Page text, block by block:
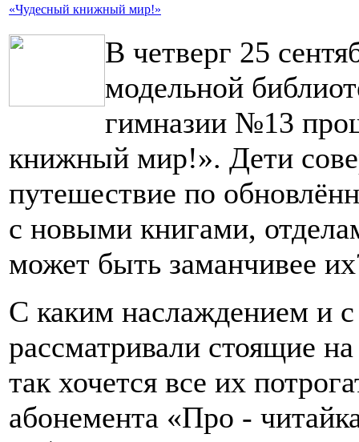
«Чудесный книжный мир!»
В четверг 25
модельной
гимназии №13
книжный мир!». Дети
путешествие по
с новыми книгами,
может быть заманчивее
С каким наслаждением и
рассматривали стоящие
так хочется все их
абонемента «Про -